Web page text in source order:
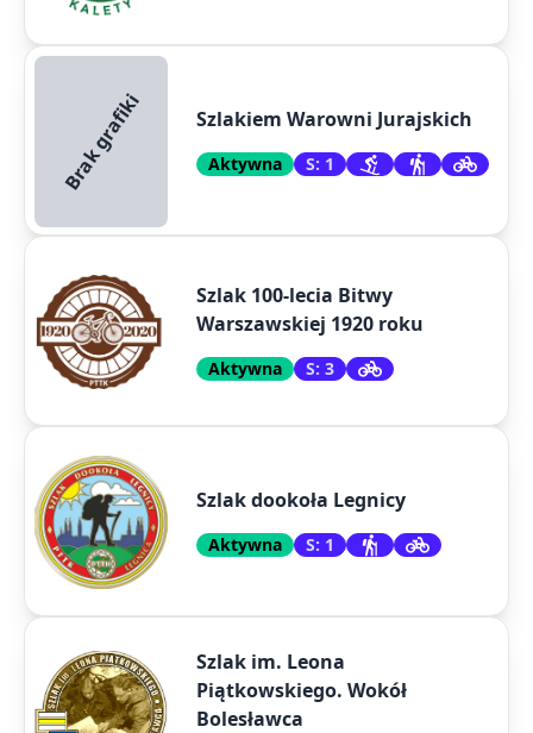
Brak grafiki Szlakiem Warowni Jurajskich
Aktywna S: 1
Szlak 100-lecia Bitwy
Warszawskiej 1920 roku
Aktywna S: 3
Szlak dookoła Legnicy
Aktywna S: 1
Szlak im. Leona
Piątkowskiego. Wokół
Bolesławca